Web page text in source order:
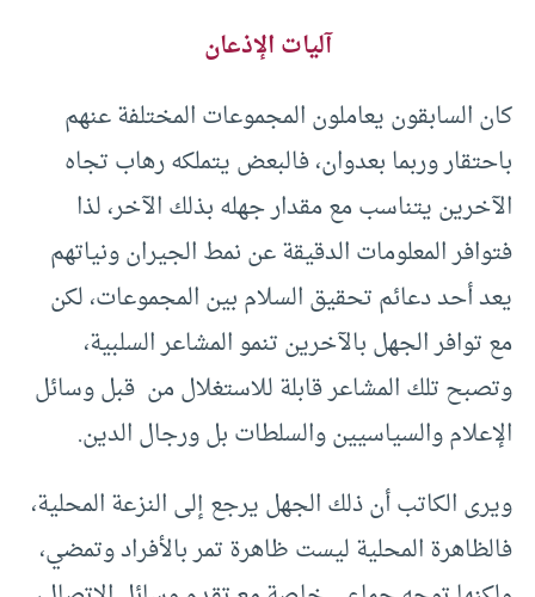
آليات الإذعان
كان السابقون يعاملون المجموعات المختلفة عنهم
باحتقار وربما بعدوان، فالبعض يتملكه رهاب تجاه
الآخرين يتناسب مع مقدار جهله بذلك الآخر، لذا
فتوافر المعلومات الدقيقة عن نمط الجيران ونياتهم
يعد أحد دعائم تحقيق السلام بين المجموعات، لكن
مع توافر الجهل بالآخرين تنمو المشاعر السلبية،
وتصبح تلك المشاعر قابلة للاستغلال من قبل وسائل
الإعلام والسياسيين والسلطات بل ورجال الدين.
ويرى الكاتب أن ذلك الجهل يرجع إلى النزعة المحلية،
فالظاهرة المحلية ليست ظاهرة تمر بالأفراد وتمضي،